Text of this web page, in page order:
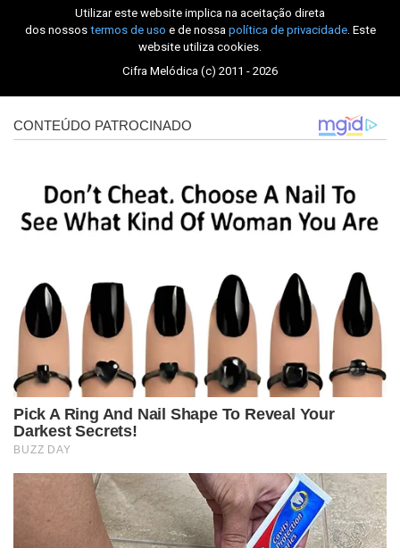
Utilizar este website implica na aceitação direta
dos nossos termos de uso e de nossa política de privacidade. Este
website utiliza cookies.
Cifra Melódica (c) 2011 - 2026